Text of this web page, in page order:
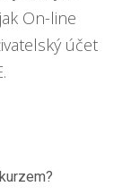
On-line
účet